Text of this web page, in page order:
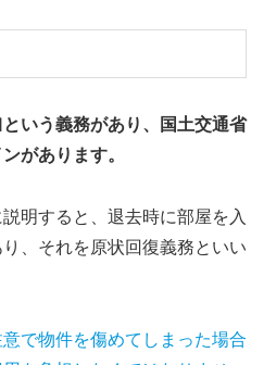
いう義務があり、国土交通省
があります。
明すると、退去時に部屋を入
、それを原状回復義務といい
で物件を傷めてしまった場合